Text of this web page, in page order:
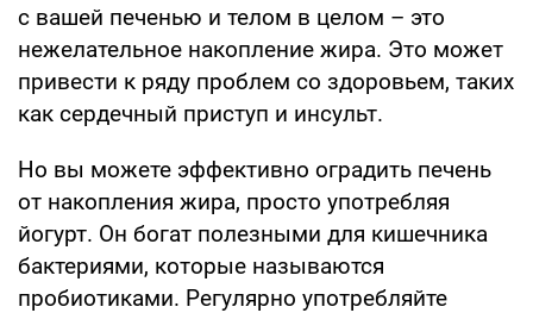
с вашей печенью и телом в целом – это
нежелательное накопление жира. Это может
привести к ряду проблем со здоровьем, таких
как сердечный приступ и инсульт.
Но вы можете эффективно оградить печень
от накопления жира, просто употребляя
йогурт. Он богат полезными для кишечника
бактериями, которые называются
пробиотиками. Регулярно употребляйте